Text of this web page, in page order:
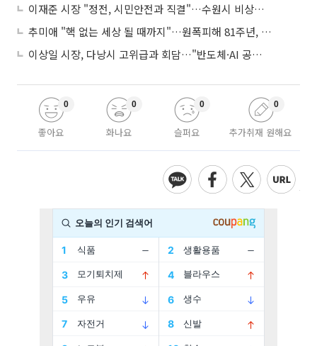
이재준 시장 "정전, 시민안전과 직결"…수원시 비상대응체계 가동
추미애 "핵 없는 세상 될 때까지"…원폭피해 81주년, 국경 넘은 증언
이상일 시장, 다낭시 고위급과 회담…"반도체·AI 공통점 많다"
좋아요
0
화나요
0
슬퍼요
0
추가취재 원해요
0